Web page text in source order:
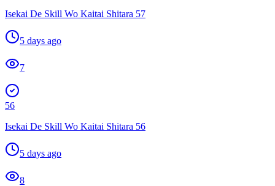
Isekai De Skill Wo Kaitai Shitara 57
5 days ago
7
56
Isekai De Skill Wo Kaitai Shitara 56
5 days ago
8